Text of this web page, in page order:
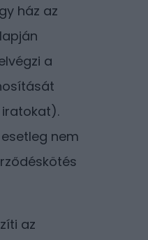
ház az
a
iratokat).
nem
az